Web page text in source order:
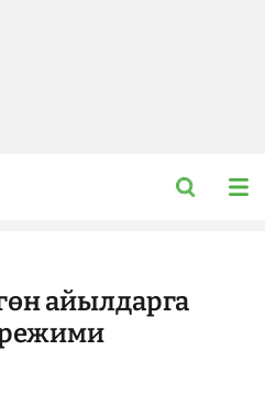
айылдарга
режими